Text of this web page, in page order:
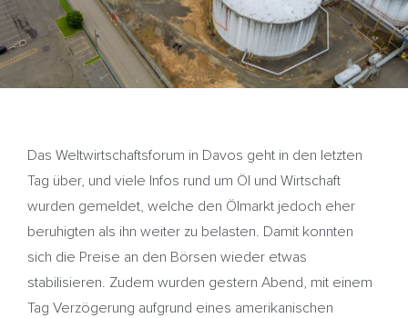
Das Weltwirtschaftsforum in Davos geht in den letzten
Tag über, und viele Infos rund um Öl und Wirtschaft
wurden gemeldet, welche den Ölmarkt jedoch eher
beruhigten als ihn weiter zu belasten. Damit konnten
sich die Preise an den Börsen wieder etwas
stabilisieren. Zudem wurden gestern Abend, mit einem
Tag Verzögerung aufgrund eines amerikanischen